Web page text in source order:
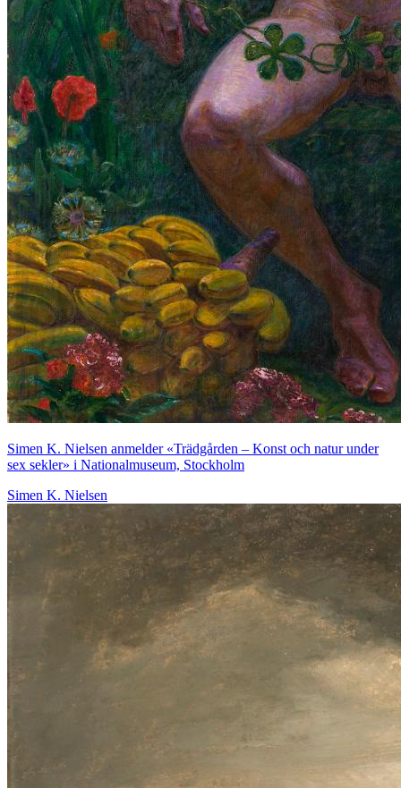
Simen K. Nielsen anmelder «Trädgården – Konst och natur under
sex sekler» i Nationalmuseum, Stockholm
Simen K. Nielsen